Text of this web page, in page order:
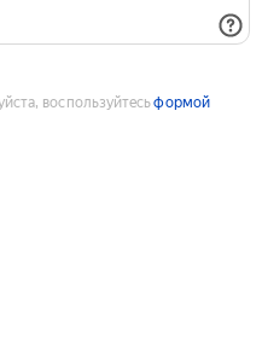
воспользуйтесьформой